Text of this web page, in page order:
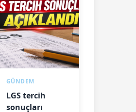
GÜNDEM
LGS tercih
sonuçları